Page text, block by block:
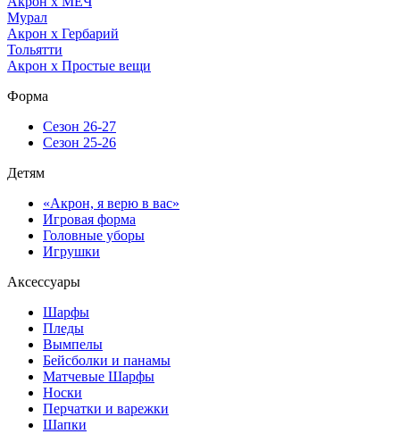
Мурал
Акрон x Гербарий
Тольятти
Акрон x Простые вещи
Форма
Сезон 26-27
Сезон 25-26
Детям
«Акрон, я верю в вас»
Игровая форма
Головные уборы
Игрушки
Аксессуары
Шарфы
Пледы
Вымпелы
Бейсболки и панамы
Матчевые Шарфы
Носки
Перчатки и варежки
Шапки